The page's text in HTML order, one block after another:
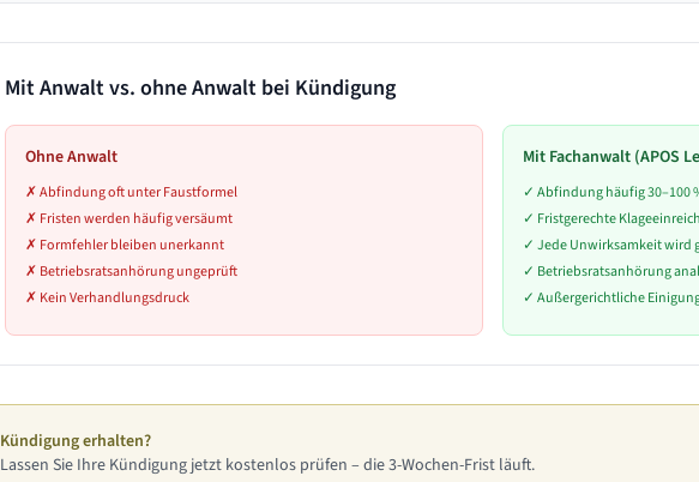
Mit Anwalt vs. ohne Anwalt bei Kündigung
Ohne Anwalt
✗Abfindung oft unter Faustformel
✗ Fristen werden häufig versäumt
✗ Formfehler bleiben unerkannt
✗ Betriebsratsanhörung ungeprüft
✗ Kein Verhandlungsdruck
Mit Fachanwalt (APOS
✓ Abfindung häufig 30–100
✓ Fristgerechte
✓ Jede Unwirksamkeit wird
✓ Betriebsratsanhörung
✓ Außergerichtliche
Kündigung erhalten?
Lassen Sie Ihre Kündigung jetzt kostenlos prüfen – die 3-Wochen-Frist läuft.